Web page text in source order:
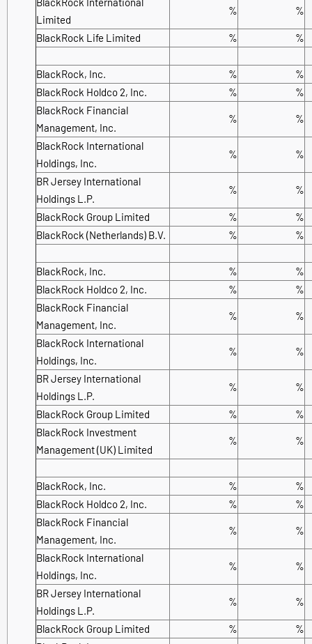
Limited
% %
BlackRock Life Limited % %
BlackRock, Inc. %
%
BlackRock Holdco 2, Inc.
%
%
BlackRock Financial
Management, Inc.
% %
BlackRock International
Holdings, Inc.
% %
BR Jersey International
Holdings L.P.
% %
BlackRock Group Limited %
%
BlackRock (Netherlands) B.V.
% %
BlackRock, Inc. %
%
BlackRock Holdco 2, Inc.
%
%
BlackRock Financial
Management, Inc.
% %
BlackRock International
Holdings, Inc.
% %
BR Jersey International
Holdings L.P.
% %
BlackRock Group Limited %
%
BlackRock Investment
Management (UK) Limited
% %
BlackRock, Inc. %
%
BlackRock Holdco 2, Inc.
%
%
BlackRock Financial
Management, Inc.
% %
BlackRock International
Holdings, Inc.
% %
BR Jersey International
Holdings L.P.
% %
BlackRock Group Limited %
%